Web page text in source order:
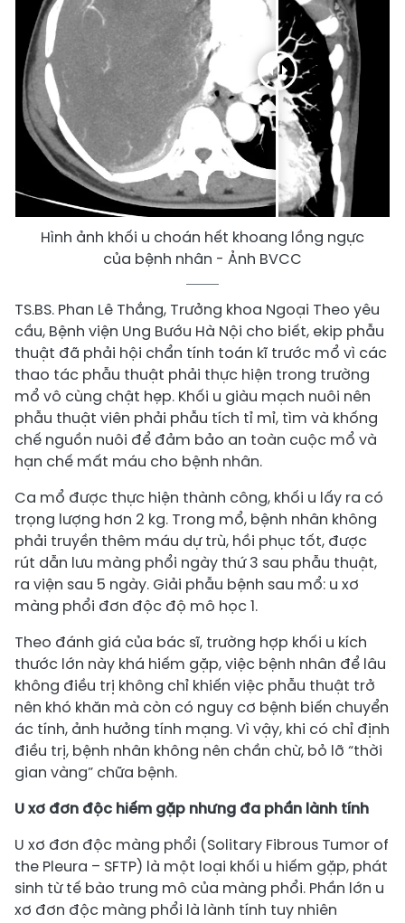
Hình ảnh khối u choán hết khoang lồng ngực
của bệnh nhân - Ảnh BVCC
TS.BS. Phan Lê Thắng, Trưởng khoa Ngoại Theo yêu
cầu, Bệnh viện Ung Bướu Hà Nội cho biết, ekip phẫu
thuật đã phải hội chẩn tính toán kĩ trước mổ vì các
thao tác phẫu thuật phải thực hiện trong trường
mổ vô cùng chật hẹp. Khối u giàu mạch nuôi nên
phẫu thuật viên phải phẫu tích tỉ mỉ, tìm và khống
chế nguồn nuôi để đảm bảo an toàn cuộc mổ và
hạn chế mất máu cho bệnh nhân.
Ca mổ được thực hiện thành công, khối u lấy ra có
trọng lượng hơn 2 kg. Trong mổ, bệnh nhân không
phải truyền thêm máu dự trù, hồi phục tốt, được
rút dẫn lưu màng phổi ngày thứ 3 sau phẫu thuật,
ra viện sau 5 ngày. Giải phẫu bệnh sau mổ: u xơ
màng phổi đơn độc độ mô học 1.
Theo đánh giá của bác sĩ, trường hợp khối u kích
thước lớn này khá hiếm gặp, việc bệnh nhân để lâu
không điều trị không chỉ khiến việc phẫu thuật trở
nên khó khăn mà còn có nguy cơ bệnh biến chuyển
ác tính, ảnh hưởng tính mạng. Vì vậy, khi có chỉ định
điều trị, bệnh nhân không nên chần chừ, bỏ lỡ “thời
gian vàng” chữa bệnh.
U xơ đơn độc hiếm gặp nhưng đa phần lành tính
U xơ đơn độc màng phổi (Solitary Fibrous Tumor of
the Pleura – SFTP) là một loại khối u hiếm gặp, phát
sinh từ tế bào trung mô của màng phổi. Phần lớn u
xơ đơn độc màng phổi là lành tính tuy nhiên